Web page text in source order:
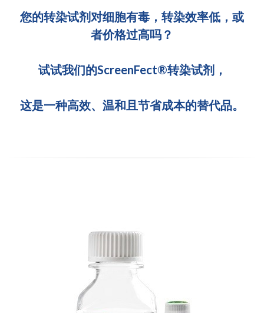
PCR相关
磁珠
基因操作
全基因组CRIPSR文库
CRISPR通路文库
CRISPR用户自定义文库
研究数据
CRISPRclean Single Cell
CRISPRclean RNA Prep
CRISPRclean Plus RNA Prep
CRISPRclean Bulk Reagents
CRISPRclean Unique Dual Index
行业报告
English
您的转染试剂对细胞有毒，转染效率低，或
者价格过高吗？
试试我们的ScreenFect®转染试剂，
这是一种高效、温和且节省成本的替代品。
冻干微球
CRISPR基因编辑
恒温扩增
实验耗材